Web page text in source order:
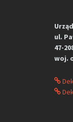
ul.
47-
woj.